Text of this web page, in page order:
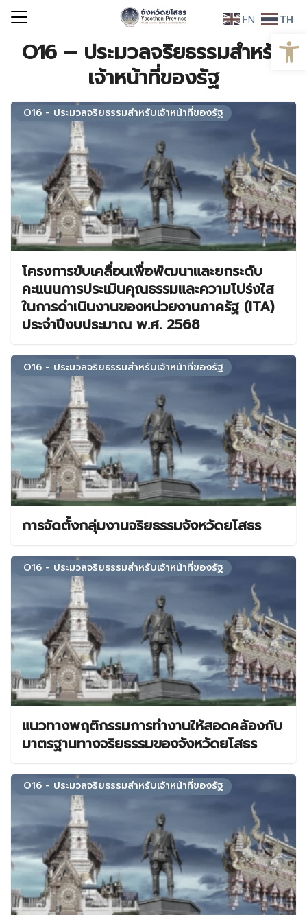
Skip
content
Search
for:O16 – ประมวลจริยธรรมสำหรับ
เจ้าหน้าที่ของรัฐ
O16 - ประมวลจริยธรรมสำหรับเจ้าหน้าที่ของรัฐ
โครงการขับเคลื่อนเพื่อพัฒนาและยกระดับ
คะแนนการประเมินคุณธรรมและความโปร่งใส
ในการดำเนินงานของหน่วยงานภาครัฐ (ITA)
ประจำปีงบประมาณ พ.ศ. 2568
O16 - ประมวลจริยธรรมสำหรับเจ้าหน้าที่ของรัฐ
การจัดตั้งกลุ่มงานจริยธรรมจังหวัดยโสธร
O16 - ประมวลจริยธรรมสำหรับเจ้าหน้าที่ของรัฐ
แนวทางพฤติกรรมการทำงานให้สอดคล้องกับ
มาตรฐานทางจริยธรรมของจังหวัดยโสธร
O16 - ประมวลจริยธรรมสำหรับเจ้าหน้าที่ของรัฐ
EN TH